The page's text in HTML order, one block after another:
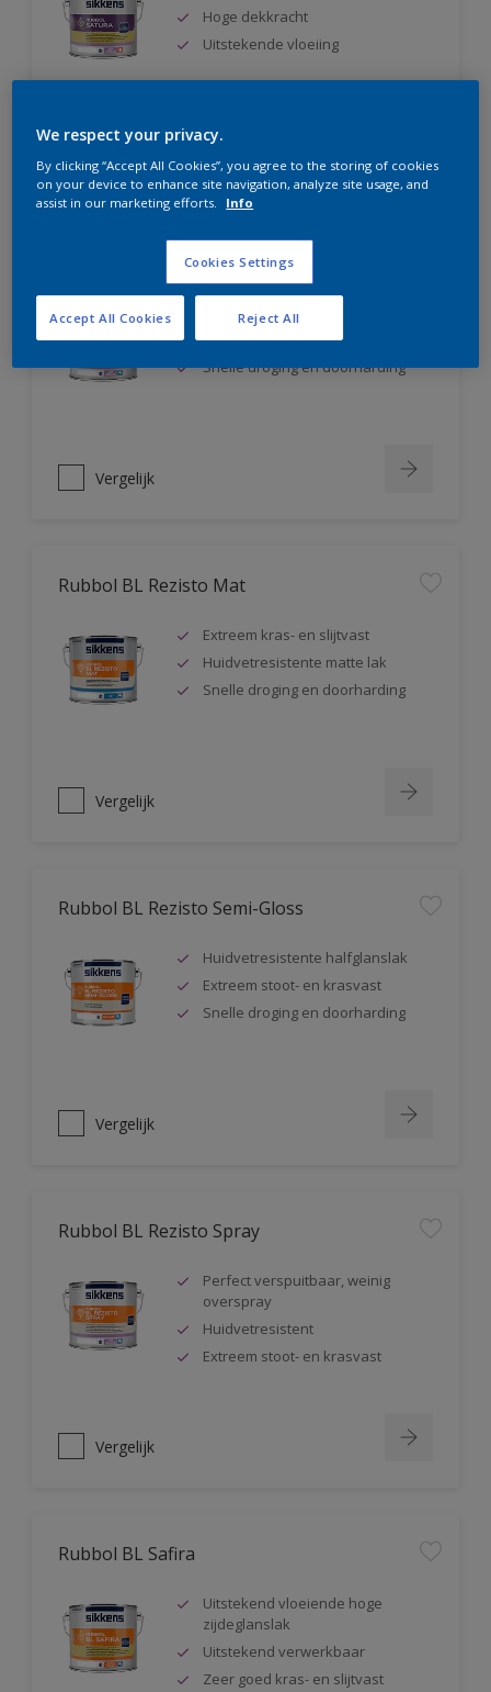
Hoge dekkracht
Uitstekende vloeiing
Rubbol BL Rezisto Satin
Extreem kras- en slijtvast
Huidvetresistente zijdeglanslak
Snelle droging en doorharding
Vergelijk
Rubbol BL Rezisto Mat
Extreem kras- en slijtvast
Huidvetresistente matte lak
Snelle droging en doorharding
Vergelijk
Rubbol BL Rezisto Semi-Gloss
Huidvetresistente halfglanslak
Extreem stoot- en krasvast
Snelle droging en doorharding
Vergelijk
Rubbol BL Rezisto Spray
Perfect verspuitbaar, weinig
overspray
Huidvetresistent
Extreem stoot- en krasvast
Vergelijk
Rubbol BL Safira
Uitstekend vloeiende hoge
zijdeglanslak
Uitstekend verwerkbaar
Zeer goed kras- en slijtvast
We respect your privacy.
By clicking “Accept All Cookies”, you agree to the storing of cookies
on your device to enhance site navigation, analyze site usage, and
assist in our marketing efforts.
Info
Cookies Settings
Reject All
Accept All Cookies